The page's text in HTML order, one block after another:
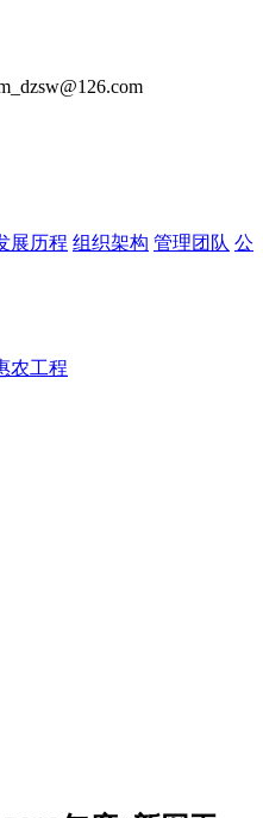
展历程 组织架构 管理团队 公
农工程